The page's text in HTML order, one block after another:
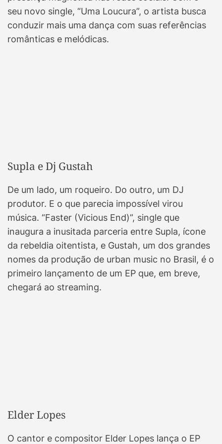
seu novo single, “Uma Loucura”, o artista busca
conduzir mais uma dança com suas referências
românticas e melódicas.
Supla e Dj Gustah
De um lado, um roqueiro. Do outro, um DJ
produtor. E o que parecia impossível virou
música. “Faster (Vicious End)”, single que
inaugura a inusitada parceria entre Supla, ícone
da rebeldia oitentista, e Gustah, um dos grandes
nomes da produção de urban music no Brasil, é o
primeiro lançamento de um EP que, em breve,
chegará ao streaming.
Elder Lopes
O cantor e compositor Elder Lopes lança o EP